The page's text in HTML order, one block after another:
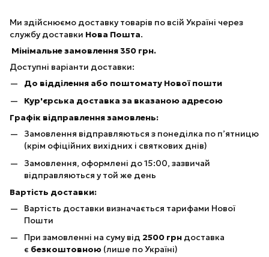
Ми здійснюємо доставку товарів по всій Україні через
службу доставки Нова Пошта.
Мінімальне замовлення 350 грн.
Доступні варіанти доставки:
До відділення або поштомату Нової пошти
Кур'єрська доставка за вказаною адресою
Графік відправлення замовлень:
Замовлення відправляються з понеділка по п’ятницю
(крім офіційних вихідних і святкових днів)
Замовлення, оформлені до 15:00, зазвичай
відправляються у той же день
Вартість доставки:
Вартість доставки визначається тарифами Нової
Пошти
При замовленні на суму від 2500 грн доставка
є безкоштовною (лише по Україні)